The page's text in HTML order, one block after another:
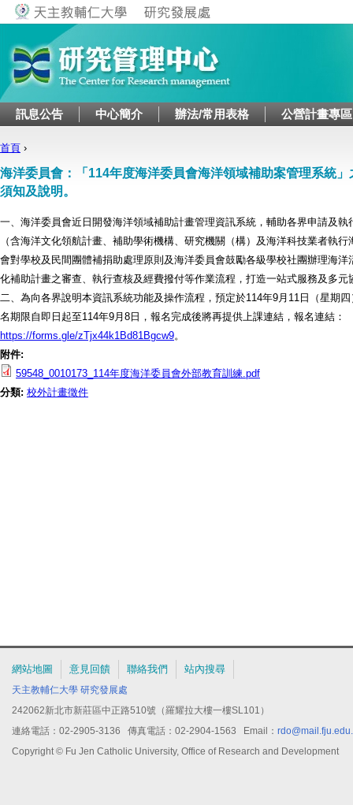
Jump to navigation
訊息公告 中心簡介 辦法/常用表格 公營計畫專區
您在這裡
首頁 ›
海洋委員會：「114年度海洋委員會海洋領域補助案管理系統
須知及說明。
一、海洋委員會近日開發海洋領域補助計畫管理資訊系統，輔助各界申請及執
（含海洋文化領航計畫、補助學術機構、研究機關（構）及海洋科技業者執
會對學校及民間團體補捐助處理原則及海洋委員會鼓勵各級學校社團辦理海洋
化補助計畫之審查、執行查核及經費撥付等作業流程，打造一站式服務及多元
二、為向各界說明本資訊系統功能及操作流程，預定於114年9月11日（星期
名期限自即日起至114年9月8日，報名完成後將再提供上課連結，報名連結：
https://forms.gle/zTjx44k1Bd81Bgcw9。
附件:
59548_0010173_114年度海洋委員會外部教育訓練.pdf
分類: 校外計畫徵件
網站地圖 意見回饋 聯絡我們 站內搜尋
天主教輔仁大學 研究發展處
242062新北市新莊區中正路510號（羅耀拉大樓一樓SL101）
連絡電話：02-2905-3136 傳真電話：02-2904-1563 Email：
Copyright © Fu Jen Catholic University, Office of Research and Development